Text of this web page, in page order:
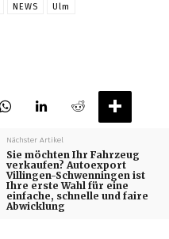
NEWS
Ulm
Nächster Artikel
Sie möchten Ihr Fahrzeug
verkaufen? Autoexport
Villingen-Schwenningen ist
Ihre erste Wahl für eine
einfache, schnelle und faire
Abwicklung